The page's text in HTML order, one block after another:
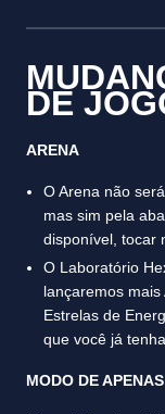
DE
ARENA
O Arena não
mas sim pela
disponível, tocar
O Laboratório
lançaremos
Estrelas de
que você já
MODO DE